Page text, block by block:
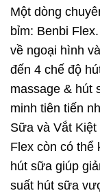
Một dòng
bỉm: Benbi
về ngoại hình
đến 4 chế độ
massage & hút
minh tiên tiến
Sữa và Vắt
Flex còn có thể
hút sữa giúp
suất hút sữa